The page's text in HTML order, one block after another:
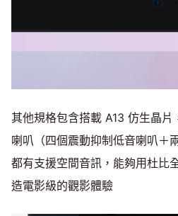
其他規格包含搭載 A13 仿生晶片
喇叭（四個震動抑制低音喇叭＋
都有支援空間音訊，能夠用杜比
造電影級的觀影體驗